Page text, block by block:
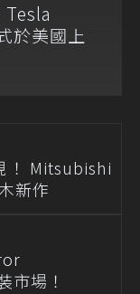
Tesla
於美國上
Mitsubishi
新作
市場！